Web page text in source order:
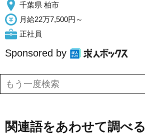
千葉県 柏市
月給22万7,500円～
正社員
Sponsored by
関連語をあわせて調べる